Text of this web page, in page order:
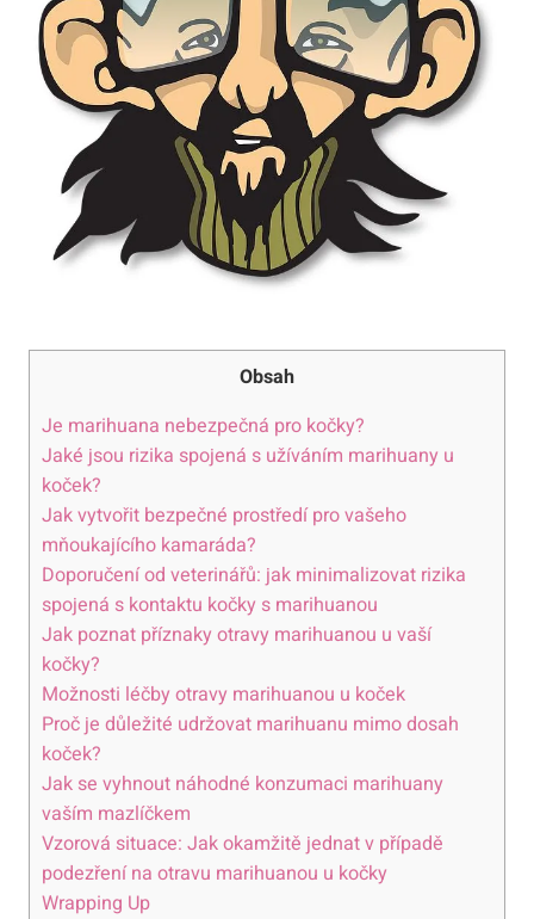
Obsah
Je marihuana nebezpečná pro kočky?
Jaké jsou rizika spojená s užíváním marihuany u
koček?
Jak vytvořit bezpečné prostředí pro vašeho
mňoukajícího kamaráda?
Doporučení od veterinářů: jak minimalizovat rizika
spojená s kontaktu kočky s marihuanou
Jak poznat příznaky otravy marihuanou u vaší
kočky?
Možnosti léčby otravy marihuanou u koček
Proč je důležité udržovat marihuanu mimo dosah
koček?
Jak se vyhnout náhodné konzumaci marihuany
vaším mazlíčkem
Vzorová situace: Jak okamžitě jednat v případě
podezření na otravu marihuanou u kočky
Wrapping Up